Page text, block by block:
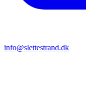
info@slettestrand.dk